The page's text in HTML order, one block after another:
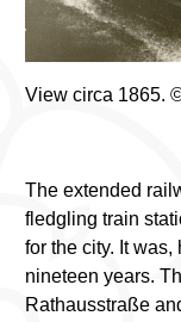
View circa 1865.
The extended
fledgling train
for the city. It
nineteen years.
Rathausstraße